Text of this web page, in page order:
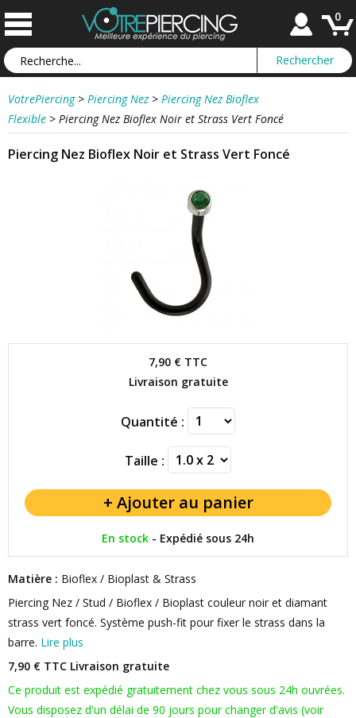
0
VotrePiercing > Piercing Nez > Piercing Nez Bioflex
Flexible > Piercing Nez Bioflex Noir et Strass Vert Foncé
Piercing Nez Bioflex Noir et Strass Vert Foncé
7,90 € TTC
Livraison gratuite
Quantité :
Taille :
En stock - Expédié sous 24h
Matière : Bioflex / Bioplast & Strass
Piercing Nez / Stud / Bioflex / Bioplast couleur noir et diamant
strass vert foncé. Système push-fit pour fixer le strass dans la
barre. Lire plus
7,90 € TTC Livraison gratuite
Ce produit est expédié gratuitement chez vous sous 24h ouvrées.
Vous disposez d'un délai de 90 jours pour changer d'avis (voir